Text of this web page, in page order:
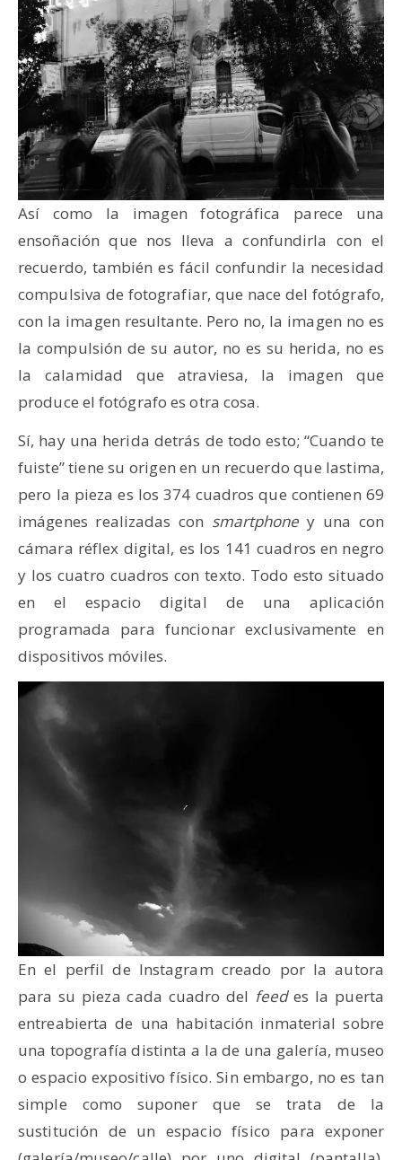
Así como la imagen fotográfica parece una
ensoñación que nos lleva a confundirla con el
recuerdo, también es fácil confundir la necesidad
compulsiva de fotografiar, que nace del fotógrafo,
con la imagen resultante. Pero no, la imagen no es
la compulsión de su autor, no es su herida, no es
la calamidad que atraviesa, la imagen que
produce el fotógrafo es otra cosa.
Sí, hay una herida detrás de todo esto; “Cuando te
fuiste” tiene su origen en un recuerdo que lastima,
pero la pieza es los 374 cuadros que contienen 69
imágenes realizadas con smartphone y una con
cámara réflex digital, es los 141 cuadros en negro
y los cuatro cuadros con texto. Todo esto situado
en el espacio digital de una aplicación
programada para funcionar exclusivamente en
dispositivos móviles.
En el perfil de Instagram creado por la autora
para su pieza cada cuadro del feedes la puerta
entreabierta de una habitación inmaterial sobre
una topografía distinta a la de una galería, museo
o espacio expositivo físico. Sin embargo, no es tan
simple como suponer que se trata de la
sustitución de un espacio físico para exponer